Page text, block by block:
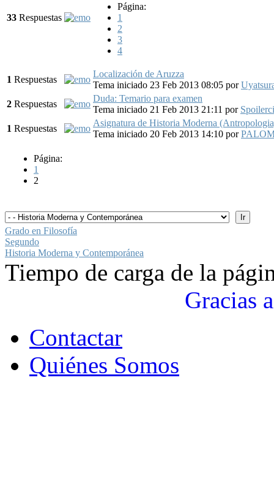
33 Respuestas
Página:
1
2
3
4
1 Respuestas
Localización de Aruzza
Tema iniciado 23 Feb 2013 08:05 por
2 Respuestas
Duda: Temario para examen
Tema iniciado 21 Feb 2013 21:11 por
1 Respuestas
Asignatura de Historia Moderna
Tema iniciado 20 Feb 2013 14:10 por
Página:
1
2
Grado en Filosofía
Segundo
Historia Moderna y Contemporánea
Tiempo de carga de la
Gracias a
Contactar
Quiénes Somos